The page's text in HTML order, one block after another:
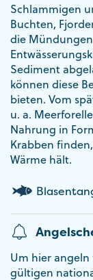
Schlammigen
Buchten,
die
Sediment
können diese
bieten. Vom
u. a.
Nahrung in
Krabben
Wärme hält.
Um hier
gültigen